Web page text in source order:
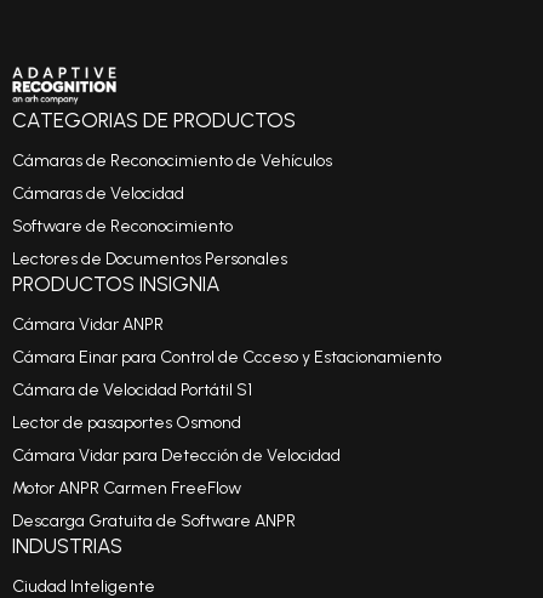
CATEGORIAS DE PRODUCTOS
Cámaras de Reconocimiento de Vehículos
Cámaras de Velocidad
Software de Reconocimiento
Lectores de Documentos Personales
PRODUCTOS INSIGNIA
Cámara Vidar ANPR
Cámara Einar para Control de Ccceso y Estacionamiento
Cámara de Velocidad Portátil S1
Lector de pasaportes Osmond
Cámara Vidar para Detección de Velocidad
Motor ANPR Carmen FreeFlow
Descarga Gratuita de Software ANPR
INDUSTRIAS
Ciudad Inteligente